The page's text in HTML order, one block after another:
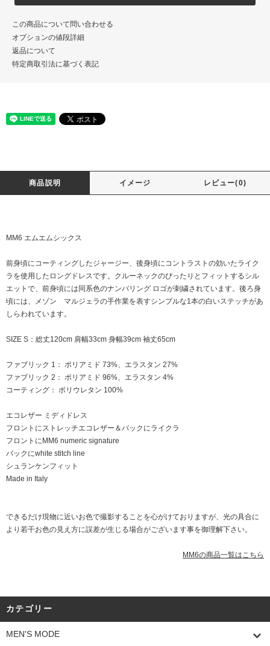
この商品について問い合わせる
オプションの値段詳細
返品について
特定商取引法に基づく表記
商品説明 イメージ レビュー(0)
MM6 エムエムシックス
前身頃にコーティングしたジャージー、後身頃にコントラストの効いたライク
ラを使用したロングドレスです。クルーネックのぴったりとフィットするシル
エットで、前身頃には同系色のナンバリング ロゴが刺繍されています。後ろ身
頃には、メゾン マルジェラの手作業を表すシンプルな1本の白いステッチがあ
しらわれています。
SIZE S：総丈120cm 肩幅33cm 身幅39cm 袖丈65cm
ファブリック 1： ポリアミド 73%、エラスタン 27%
ファブリック 2： ポリアミド 96%、エラスタン 4%
コーティング： ポリウレタン 100%
エコレザー ミディドレス
フロントにストレッチエコレザー＆バックにライクラ
フロントにMM6 numeric signature
バックにwhite stitch line
シュランケンフィット
Made in Italy
できるだけ現物に近いお色で撮影することを心がけておりますが、光の具合に
より若干お色の見え方に誤差が生じる場合がございます事を御理解下さい。
MM6の商品一覧はこちら
カテゴリー
MEN'S MODE